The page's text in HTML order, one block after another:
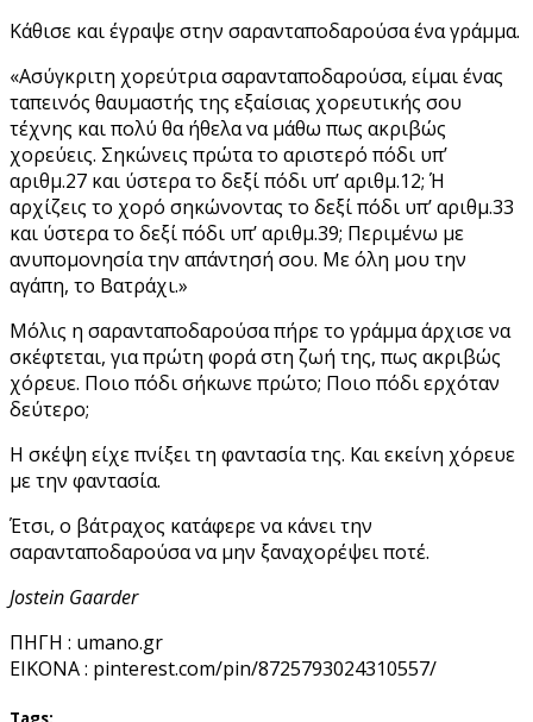
Κάθισε και έγραψε στην σαρανταποδαρούσα ένα γράμμα.
«Ασύγκριτη χορεύτρια σαρανταποδαρούσα, είμαι ένας
ταπεινός θαυμαστής της εξαίσιας χορευτικής σου
τέχνης και πολύ θα ήθελα να μάθω πως ακριβώς
χορεύεις. Σηκώνεις πρώτα το αριστερό πόδι υπ’
αριθμ.27 και ύστερα το δεξί πόδι υπ’ αριθμ.12; Ή
αρχίζεις το χορό σηκώνοντας το δεξί πόδι υπ’ αριθμ.33
και ύστερα το δεξί πόδι υπ’ αριθμ.39; Περιμένω με
ανυπομονησία την απάντησή σου. Με όλη μου την
αγάπη, το Βατράχι.»
Μόλις η σαρανταποδαρούσα πήρε το γράμμα άρχισε να
σκέφτεται, για πρώτη φορά στη ζωή της, πως ακριβώς
χόρευε. Ποιο πόδι σήκωνε πρώτο; Ποιο πόδι ερχόταν
δεύτερο;
Η σκέψη είχε πνίξει τη φαντασία της. Και εκείνη χόρευε
με την φαντασία.
Έτσι, ο βάτραχος κατάφερε να κάνει την
σαρανταποδαρούσα να μην ξαναχορέψει ποτέ.
Jostein Gaarder
ΠΗΓΗ : umano.gr
EIKONA : pinterest.com/pin/8725793024310557/